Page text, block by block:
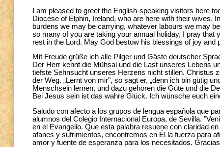
I am pleased to greet the English-speaking visitors here
Diocese of Elphin, Ireland, who are here with their wives.
burdens we may be carrying, whatever labours we may
so many of you are taking your annual holiday, I pray
rest in the Lord. May God bestow his blessings of joy
Mit Freude grüße ich alle Pilger und Gäste deutscher
Der Herr kennt die Mühsal und die Last unseres Lebens
tiefste Sehnsucht unseres Herzens nicht stillen. Christus
der Weg. „Lernt von mir", so sagt er, „denn ich bin gütig
Menschsein lernen, und dazu gehören die Güte und die
Bei Jesus sein ist das wahre Glück. Ich wünsche euch
Saludo con afecto a los grupos de lengua española que
alumnos del Colegio Internacional Europa, de Sevilla.
en el Evangelio. Que esta palabra resuene con claridad
afanes y sufrimientos, encontremos en Él la fuerza para
amor y fuente de esperanza para los necesitados.